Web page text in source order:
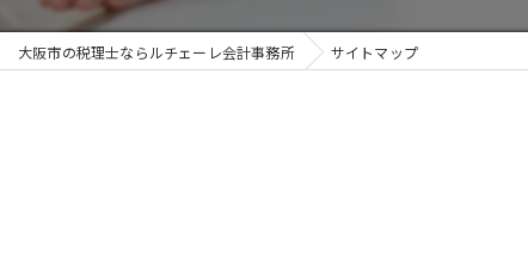
決算
大阪市の税理士ならルチェーレ会計事務所 サイトマップ